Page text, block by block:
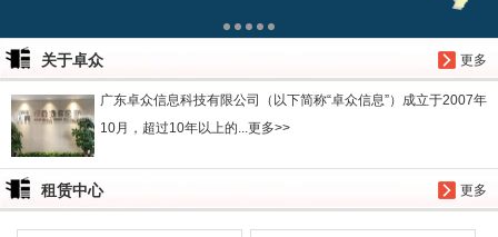
更多
关于卓众
广东卓众信息科技有限公司（以下简称“卓众信息”）成立于2007年
10月，超过10年以上的...更多>>
更多
租赁中心